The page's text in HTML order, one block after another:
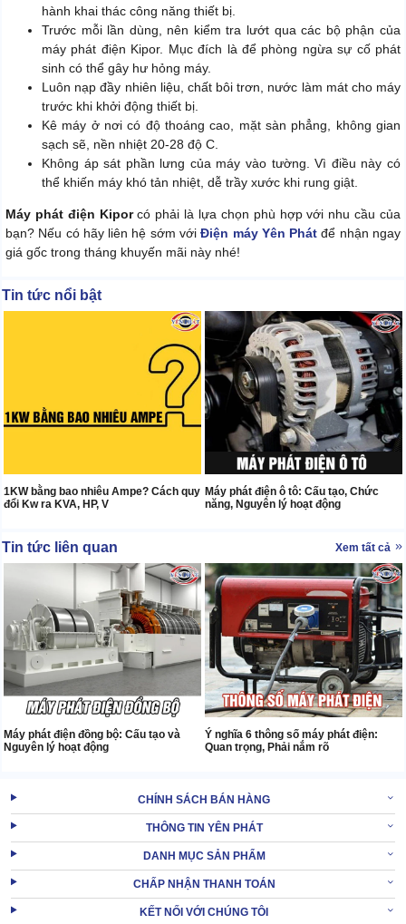
hành khai thác công năng thiết bị.
Trước mỗi lần dùng, nên kiểm tra lướt qua các bộ phận của
máy phát điện Kipor. Mục đích là để phòng ngừa sự cố phát
sinh có thể gây hư hỏng máy.
Luôn nạp đầy nhiên liệu, chất bôi trơn, nước làm mát cho máy
trước khi khởi động thiết bị.
Kê máy ở nơi có độ thoáng cao, mặt sàn phẳng, không gian
sạch sẽ, nền nhiệt 20-28 độ C.
Không áp sát phần lưng của máy vào tường. Vì điều này có
thể khiến máy khó tản nhiệt, dễ trầy xước khi rung giật.
Máy phát điện Kiporcó phải là lựa chọn phù hợp với nhu cầu của
bạn? Nếu có hãy liên hệ sớm vớiĐiện máy Yên Phát để nhận ngay
giá gốc trong tháng khuyến mãi này nhé!
Tin tức nổi bật
1KW bằng bao nhiêu Ampe? Cách quy
đổi Kw ra KVA, HP, V
Máy phát điện ô tô: Cấu tạo, Chức
năng, Nguyên lý hoạt động
Tin tức liên quan Xem tất cả
Máy phát điện đồng bộ: Cấu tạo và
Nguyên lý hoạt động
Ý nghĩa 6 thông số máy phát điện:
Quan trọng, Phải nắm rõ
CHÍNH SÁCH BÁN HÀNG
THÔNG TIN YÊN PHÁT
DANH MỤC SẢN PHẨM
CHẤP NHẬN THANH TOÁN
KẾT NỐI VỚI CHÚNG TÔI